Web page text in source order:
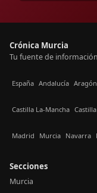
Crónica Murcia
Tu fuente de
España Andalucía Aragón
Castilla La-Mancha
Madrid Murcia Navarra
Secciones
Murcia